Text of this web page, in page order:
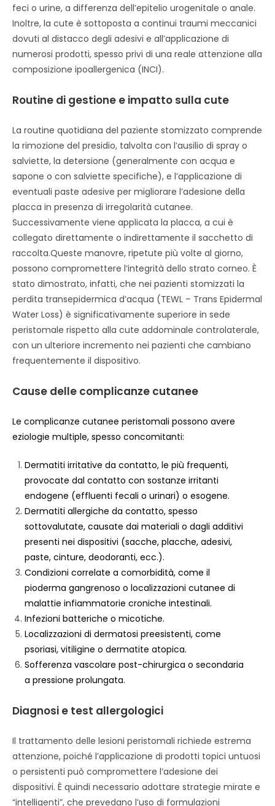
feci o urine, a differenza dell’epitelio urogenitale o anale.
Inoltre, la cute è sottoposta a continui traumi meccanici
dovuti al distacco degli adesivi e all’applicazione di
numerosi prodotti, spesso privi di una reale attenzione alla
composizione ipoallergenica (INCI).
Routine di gestione e impatto sulla cute
La routine quotidiana del paziente stomizzato comprende
la rimozione del presidio, talvolta con l’ausilio di spray o
salviette, la detersione (generalmente con acqua e
sapone o con salviette specifiche), e l’applicazione di
eventuali paste adesive per migliorare l’adesione della
placca in presenza di irregolarità cutanee.
Successivamente viene applicata la placca, a cui è
collegato direttamente o indirettamente il sacchetto di
raccolta.Queste manovre, ripetute più volte al giorno,
possono compromettere l’integrità dello strato corneo. È
stato dimostrato, infatti, che nei pazienti stomizzati la
perdita transepidermica d’acqua (TEWL – Trans Epidermal
Water Loss) è significativamente superiore in sede
peristomale rispetto alla cute addominale controlaterale,
con un ulteriore incremento nei pazienti che cambiano
frequentemente il dispositivo.
Cause delle complicanze cutanee
Le complicanze cutanee peristomali possono avere
eziologie multiple, spesso concomitanti:
Dermatiti irritative da contatto, le più frequenti,
provocate dal contatto con sostanze irritanti
endogene (effluenti fecali o urinari) o esogene.
Dermatiti allergiche da contatto, spesso
sottovalutate, causate dai materiali o dagli additivi
presenti nei dispositivi (sacche, placche, adesivi,
paste, cinture, deodoranti, ecc.).
Condizioni correlate a comorbidità, come il
pioderma gangrenoso o localizzazioni cutanee di
malattie infiammatorie croniche intestinali.
Infezioni batteriche o micotiche.
Localizzazioni di dermatosi preesistenti, come
psoriasi, vitiligine o dermatite atopica.
Sofferenza vascolare post-chirurgica o secondaria
a pressione prolungata.
Diagnosi e test allergologici
Il trattamento delle lesioni peristomali richiede estrema
attenzione, poiché l’applicazione di prodotti topici untuosi
o persistenti può compromettere l’adesione dei
dispositivi. È quindi necessario adottare strategie mirate e
“intelligenti”, che prevedano l’uso di formulazioni